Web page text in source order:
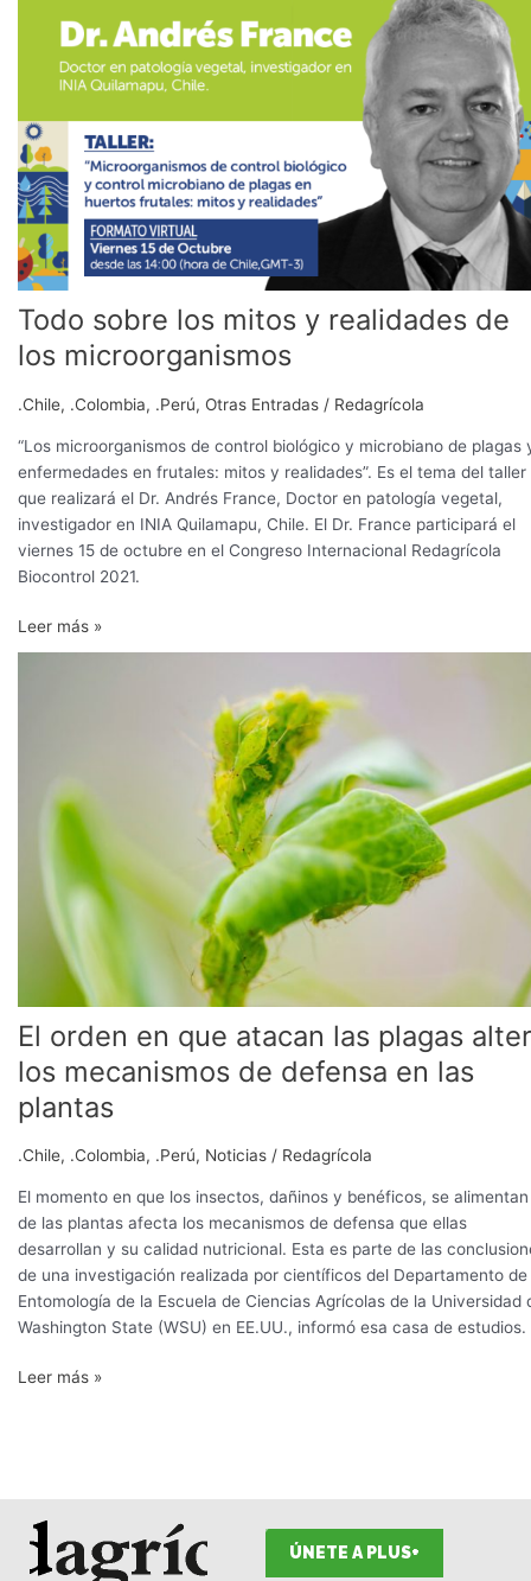
Todo sobre los mitos y realidades de
los microorganismos
.Chile, .Colombia, .Perú, Otras Entradas / Redagrícola
“Los microorganismos de control biológico y microbiano de plagas
enfermedades en frutales: mitos y realidades”. Es el tema del taller
que realizará el Dr. Andrés France, Doctor en patología vegetal,
investigador en INIA Quilamapu, Chile. El Dr. France participará el
viernes 15 de octubre en el Congreso Internacional Redagrícola
Biocontrol 2021.
realidades
Leer más »
El orden en que atacan las plagas
los mecanismos de defensa en las
plantas
.Chile, .Colombia, .Perú, Noticias / Redagrícola
El momento en que los insectos, dañinos y benéficos, se alimentan
de las plantas afecta los mecanismos de defensa que ellas
desarrollan y su calidad nutricional. Esta es parte de las
de una investigación realizada por científicos del Departamento de
Entomología de la Escuela de Ciencias Agrícolas de la Universidad
Washington State (WSU) en EE.UU., informó esa casa de estudios.
mecanismos
defensa
las
plantas
Leer más »
ÚNETE A PLUS+